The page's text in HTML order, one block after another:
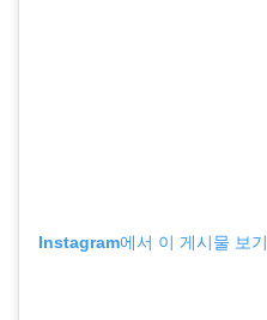
Instagram에서 이 게시물 보기